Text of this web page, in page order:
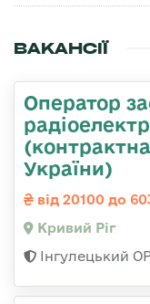
ВАКАНСІЇ
Оператор
України)
від 20100 до
Кривий Ріг
Інгулецький